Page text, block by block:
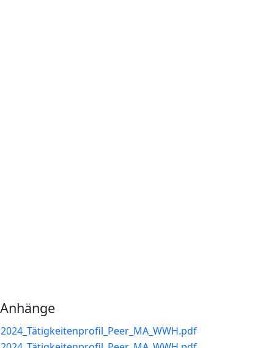
Anhänge
2024_Tätigkeitenprofil_Peer_MA_WWH.pdf